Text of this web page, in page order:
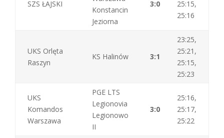
SZS ŁAJSKI
Konstancin
Jeziorna
3:0
25:15,
25:16
UKS Orlęta
Raszyn
KS Halinów 3:1
23:25,
25:21,
25:15,
25:23
UKS
Komandos
Warszawa
PGE LTS
Legionovia
Legionowo
II
3:0
25:16,
25:17,
25:22